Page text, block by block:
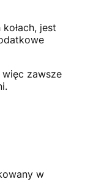
jest
więc zawsze
w